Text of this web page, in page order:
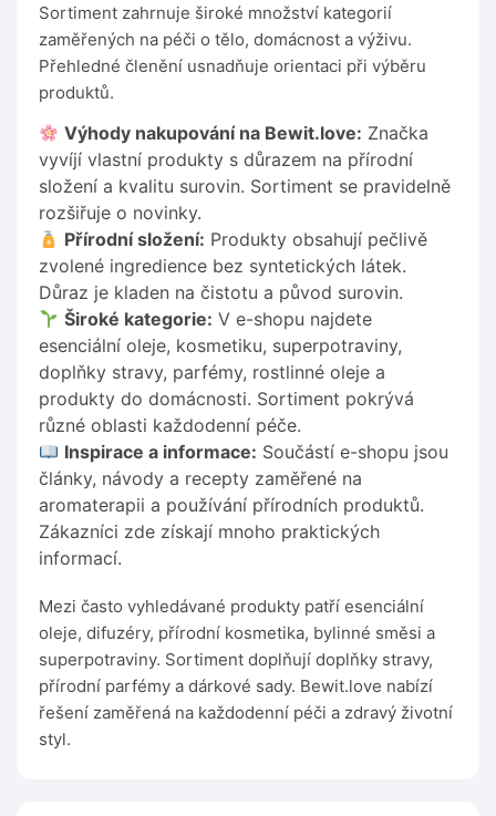
Sortiment zahrnuje široké množství kategorií
zaměřených na péči o tělo, domácnost a výživu.
Přehledné členění usnadňuje orientaci při výběru
produktů.
Výhody nakupování na Bewit.love: Značka
vyvíjí vlastní produkty s důrazem na přírodní
složení a kvalitu surovin. Sortiment se pravidelně
rozšiřuje o novinky.
Přírodní složení: Produkty obsahují pečlivě
zvolené ingredience bez syntetických látek.
Důraz je kladen na čistotu a původ surovin.
Široké kategorie: V e-shopu najdete
esenciální oleje, kosmetiku, superpotraviny,
doplňky stravy, parfémy, rostlinné oleje a
produkty do domácnosti. Sortiment pokrývá
různé oblasti každodenní péče.
Inspirace a informace: Součástí e-shopu jsou
články, návody a recepty zaměřené na
aromaterapii a používání přírodních produktů.
Zákazníci zde získají mnoho praktických
informací.
Mezi často vyhledávané produkty patří esenciální
oleje, difuzéry, přírodní kosmetika, bylinné směsi a
superpotraviny. Sortiment doplňují doplňky stravy,
přírodní parfémy a dárkové sady. Bewit.love nabízí
řešení zaměřená na každodenní péči a zdravý životní
styl.